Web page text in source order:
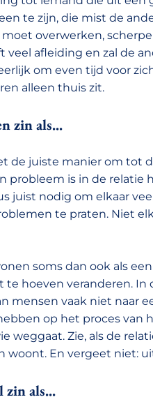
te zijn, die mist de
overwerken,
veel afleiding en zal de
om even tijd voor
alleen thuis zit.
zin als...
de juiste manier om tot
probleem is in de
juist nodig om elkaar
te praten. Niet
soms dan ook als
te hoeven veranderen.
mensen vaak niet naar
op het proces van
weggaat. Zie, als de
woont. En vergeet niet:
zin als...